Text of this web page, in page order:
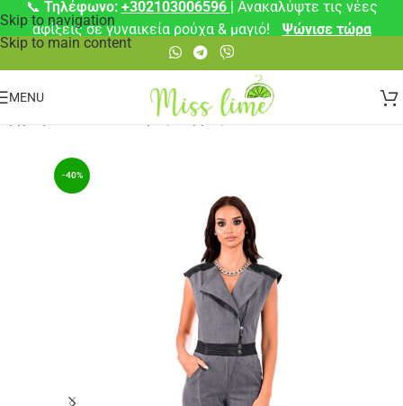
Skip to navigation
Skip to main content
📞 Τηλέφωνο: +302103006596 | Ανακαλύψτε τις νέες
αφίξεις σε γυναικεία ρούχα & μαγιό!
Ψώνισε τώρα
MENU
Ολόσωμες Φόρμες
-40%